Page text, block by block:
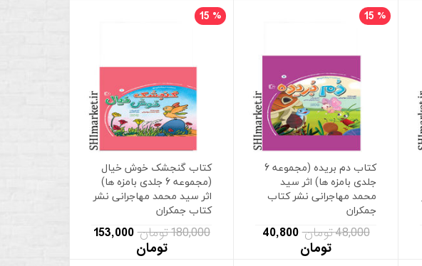
کتاب دم بریده (مجموعه 6
جلدی بامزه ها) اثر سید
محمد مهاجرانی نشر کتاب
جمکران
15 %
48,000 تومان
40,800
تومان
کتاب گنجشک خوش خیال
(مجموعه 6 جلدی بامزه ها)
اثر سید محمد مهاجرانی نشر
کتاب جمکران
15 %
180,000 تومان
153,000
تومان